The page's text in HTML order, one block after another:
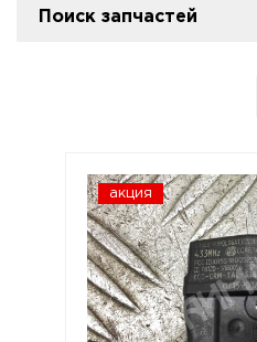
Поиск запчастей
акция